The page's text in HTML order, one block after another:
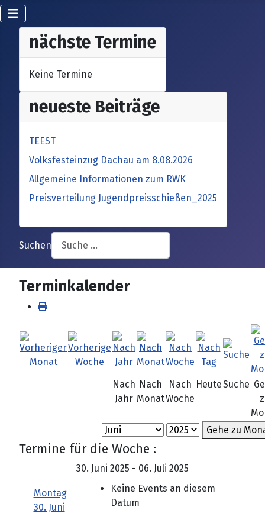
nächste Termine
Keine Termine
neueste Beiträge
TEEST
Volksfesteinzug Dachau am 8.08.2026
Allgemeine Informationen zum RWK
Preisverteilung Jugendpreisschießen_2025
Suchen
Terminkalender
Nach
Jahr
Nach
Monat
Nach
Woche
HeuteSuche
Gehe zu
Termine für die Woche :
30. Juni 2025 - 06. Juli 2025
Montag
30. Juni
Keine Events an diesem
Datum